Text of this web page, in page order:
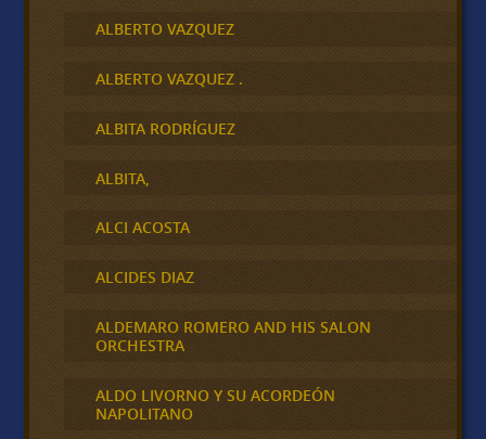
ALBERTO VAZQUEZ
ALBERTO VAZQUEZ .
ALBITA RODRÍGUEZ
ALBITA,
ALCI ACOSTA
ALCIDES DIAZ
ALDEMARO ROMERO AND HIS SALON
ORCHESTRA
ALDO LIVORNO Y SU ACORDEÓN
NAPOLITANO